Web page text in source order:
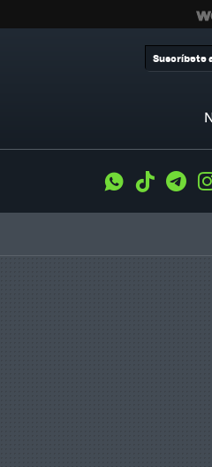
Suscríbete
WhatsApp
Tiktok